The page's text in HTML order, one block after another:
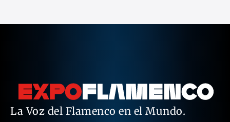
La Voz del Flamenco en el Mundo.